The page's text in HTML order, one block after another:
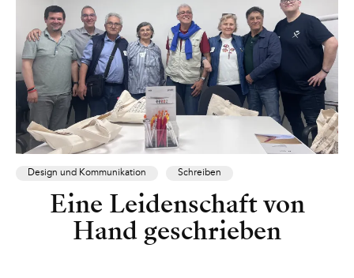
Design und Kommunikation Schreiben
Eine Leidenschaft von
Hand geschrieben